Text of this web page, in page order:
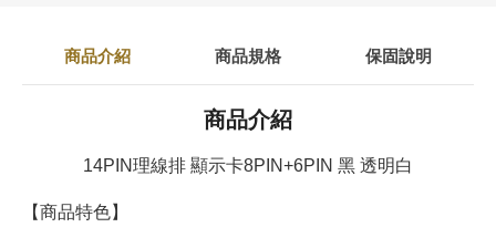
商品介紹 商品規格 保固說明
商品介紹
14PIN理線排 顯示卡8PIN+6PIN 黑 透明白
【商品特色】